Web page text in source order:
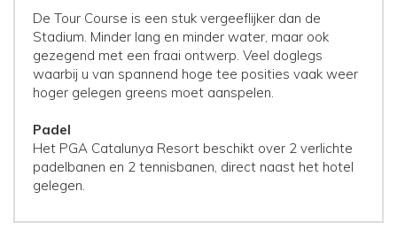
De Tour Course is een stuk vergeeflijker dan de
Stadium. Minder lang en minder water, maar ook
gezegend met een fraai ontwerp. Veel doglegs
waarbij u van spannend hoge tee posities vaak weer
hoger gelegen greens moet aanspelen.
Padel
Het PGA Catalunya Resort beschikt over 2 verlichte
padelbanen en 2 tennisbanen, direct naast het hotel
gelegen.